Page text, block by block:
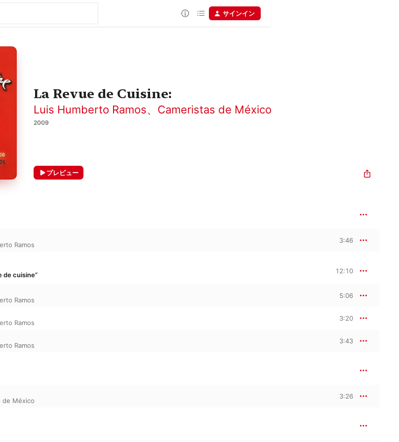
サインイン
La Revue de Cuisine:
Luis Humberto Ramos、 Cameristas de México
2009
プレビュー
Ramos
3:46
de cuisine” 12:10
Ramos
5:06
Ramos
3:20
Ramos
3:43
de México
3:26